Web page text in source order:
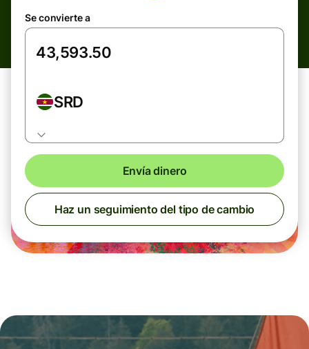
Se convierte a
SRD
Envía dinero
Haz un seguimiento del tipo de cambio